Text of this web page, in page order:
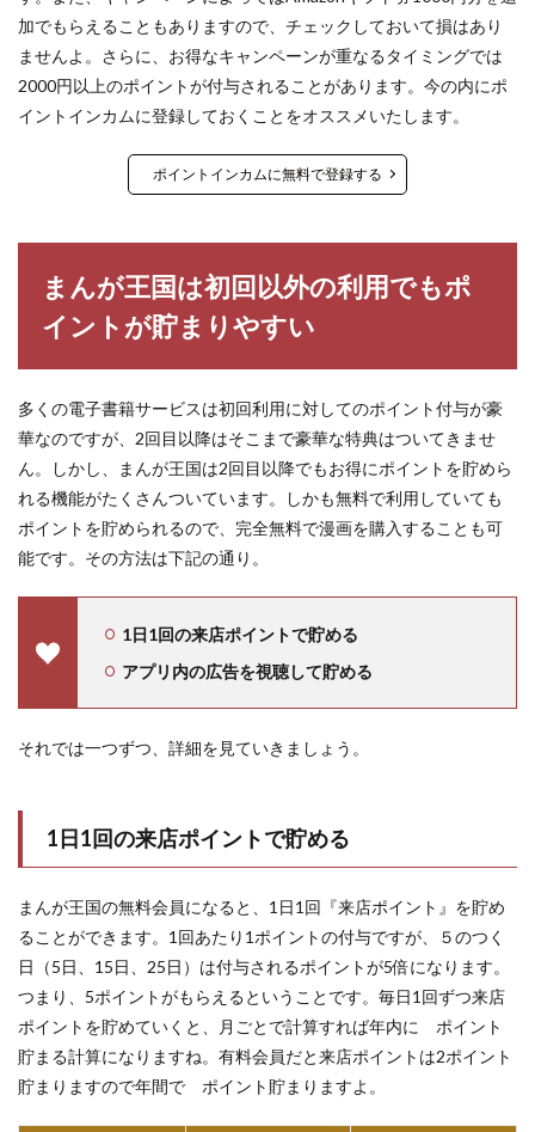
加でもらえることもありますので、チェックしておいて損はあり
ませんよ。さらに、お得なキャンペーンが重なるタイミングでは
2000円以上のポイントが付与されることがあります。今の内にポ
イントインカムに登録しておくことをオススメいたします。
ポイントインカムに無料で登録する
まんが王国は初回以外の利用でもポ
イントが貯まりやすい
多くの電子書籍サービスは初回利用に対してのポイント付与が豪
華なのですが、2回目以降はそこまで豪華な特典はついてきませ
ん。しかし、まんが王国は2回目以降でもお得にポイントを貯めら
れる機能がたくさんついています。しかも無料で利用していても
ポイントを貯められるので、完全無料で漫画を購入することも可
能です。その方法は下記の通り。
1日1回の来店ポイントで貯める
アプリ内の広告を視聴して貯める
それでは一つずつ、詳細を見ていきましょう。
1日1回の来店ポイントで貯める
まんが王国の無料会員になると、1日1回『来店ポイント』を貯め
ることができます。1回あたり1ポイントの付与ですが、５のつく
日（5日、15日、25日）は付与されるポイントが5倍になります。
つまり、5ポイントがもらえるということです。毎日1回ずつ来店
ポイントを貯めていくと、月ごとで計算すれば年内に ポイント
貯まる計算になりますね。有料会員だと来店ポイントは2ポイント
貯まりますので年間で ポイント貯まりますよ。